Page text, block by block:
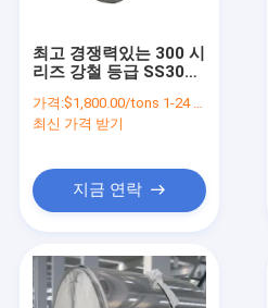
최고 경쟁력있는 300 시
리즈 강철 등급 SS304L
가격:$1,800.00/tons 1-24 tons
최신 가격 받기
지금 연락